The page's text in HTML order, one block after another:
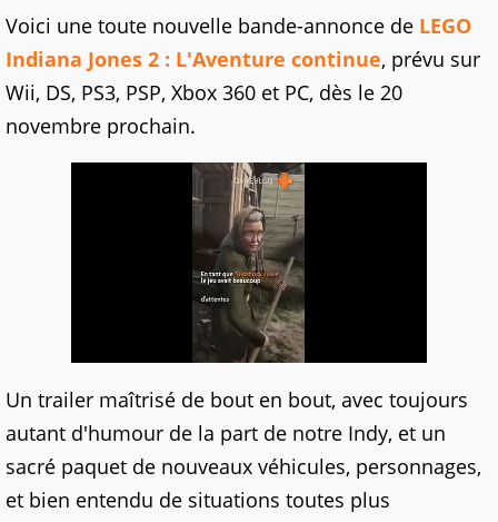
Voici une toute nouvelle bande-annonce de LEGO
Indiana Jones 2 : L'Aventure continue, prévu sur
Wii, DS, PS3, PSP, Xbox 360 et PC, dès le 20
novembre prochain.
Un trailer maîtrisé de bout en bout, avec toujours
autant d'humour de la part de notre Indy, et un
sacré paquet de nouveaux véhicules, personnages,
et bien entendu de situations toutes plus